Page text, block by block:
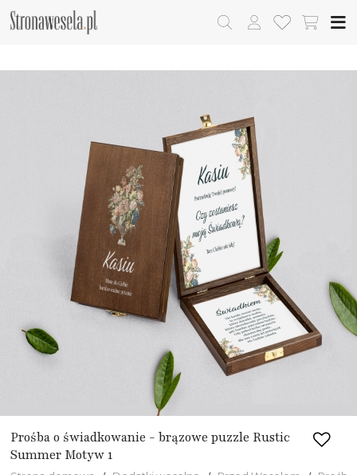
Prośba o świadkowanie - brązowe puzzle Rustic
Summer Motyw 1